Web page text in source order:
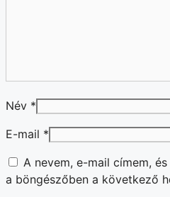
Név *
E-mail *
A nevem, e-mail címem,
a böngészőben a következő